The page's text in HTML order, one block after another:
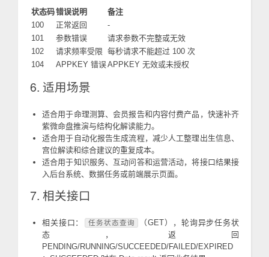
状态码错误说明
备注
100
正常返回
-
101
参数错误
请求参数不完整或无效
102
请求频率受限 每秒请求不能超过 100 次
104
APPKEY 错误APPKEY 无效或未授权
6. 适用场景
适合用于命理测算、会员报告和内容付费产品，快速补齐
紫微命盘推演与结构化解读能力。
适合用于自动化报告生成流程，减少人工整理出生信息、
宫位解读和综合建议的重复成本。
适合用于知识服务、互动问答和运营活动，将接口结果接
入后台系统、数据任务或前端展示页面。
7. 相关接口
相关接口： 任务状态查询
（GET），轮询异步任务状
态，返回
PENDING/RUNNING/SUCCEEDED/FAILED/EXPIRED